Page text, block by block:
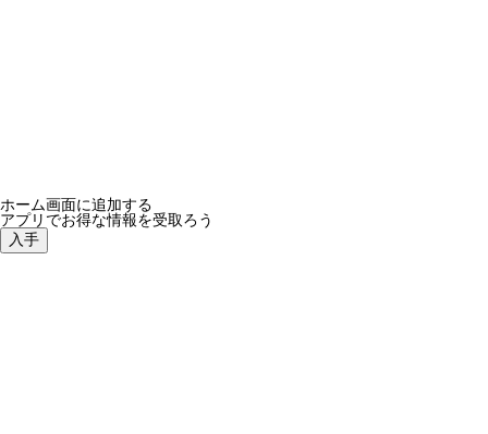
ホーム画面に追加する
アプリでお得な情報を受取ろう
入手